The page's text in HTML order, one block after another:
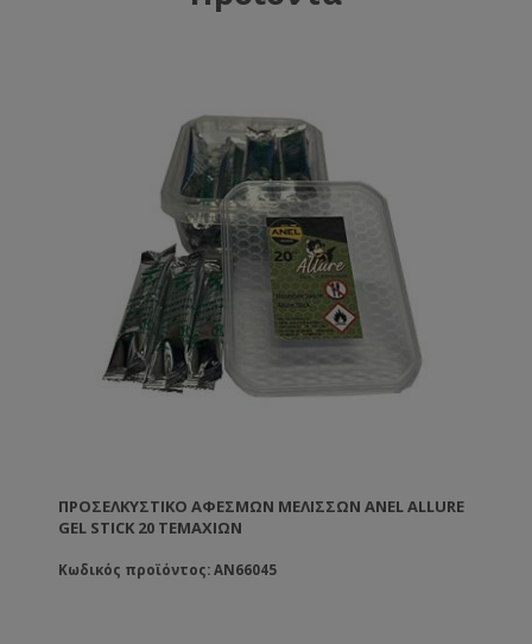
ΠΡΟΣΕΛΚΥΣΤΙΚΌ ΑΦΕΣΜΏΝ ΜΕΛΙΣΣΏΝ ANEL ALLURE
GEL STICK 20 ΤΕΜΑΧΊΩΝ
Κωδικός προϊόντος: AN66045